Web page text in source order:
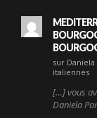
sur
italiennes
[…] vous
Daniela